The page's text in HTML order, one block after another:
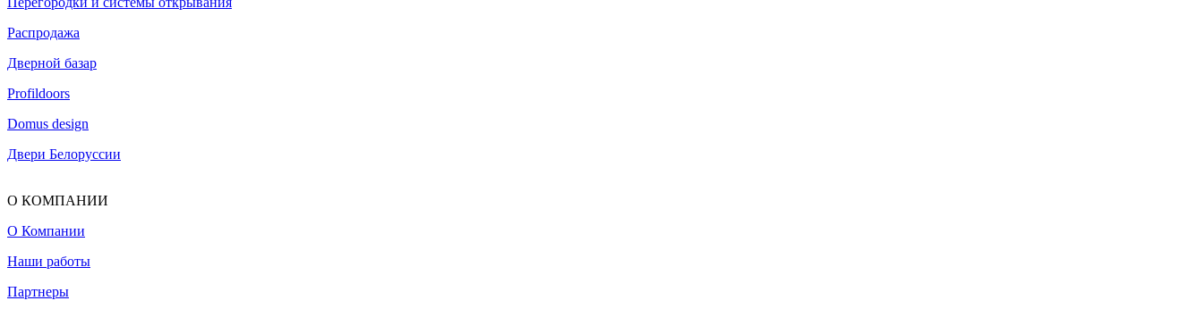
Распродажа
Дверной базар
Profildoors
Domus design
Двери Белоруссии
О КОМПАНИИ
О Компании
Наши работы
Партнеры